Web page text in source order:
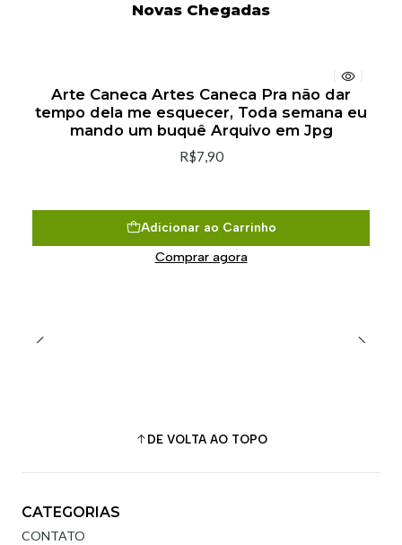
Novas Chegadas
Arte Caneca Artes Caneca Pra não dar
tempo dela me esquecer, Toda semana eu
mando um buquê Arquivo em Jpg
R$7,90
Adicionar ao Carrinho
Comprar agora
DE VOLTA AO TOPO
CATEGORIAS
CONTATO